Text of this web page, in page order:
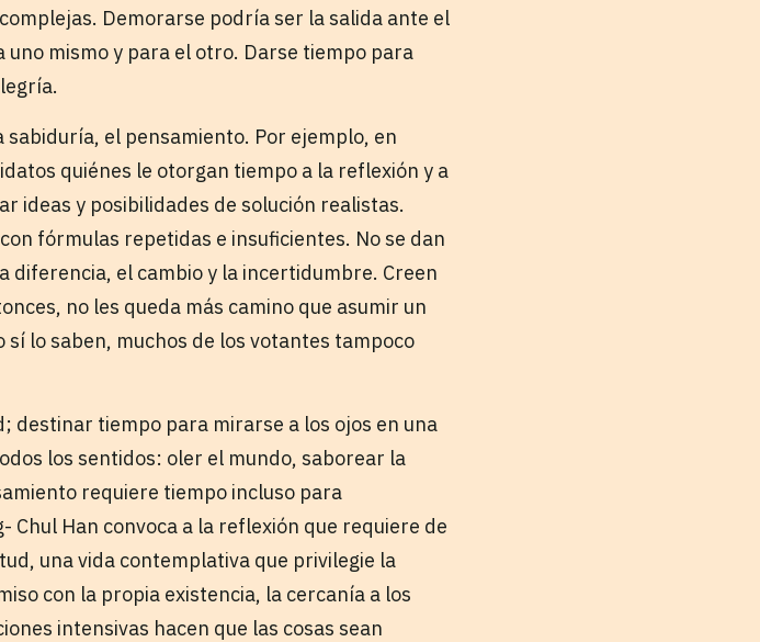
Demorarse podría ser la salida ante el
mismo y para el otro. Darse tiempo para
el pensamiento. Por ejemplo, en
quiénes le otorgan tiempo a la reflexión y a
ideas y posibilidades de solución realistas.
fórmulas repetidas e insuficientes. No se dan
diferencia, el cambio y la incertidumbre. Creen
no les queda más camino que asumir un
lo saben, muchos de los votantes tampoco
destinar tiempo para mirarse a los ojos en una
los sentidos: oler el mundo, saborear la
requiere tiempo incluso para
Han convoca a la reflexión que requiere de
una vida contemplativa que privilegie la
con la propia existencia, la cercanía a los
intensivas hacen que las cosas sean